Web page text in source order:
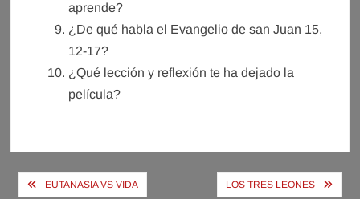
aprende?
¿De qué habla el Evangelio de san Juan 15,
12-17?
¿Qué lección y reflexión te ha dejado la
película?
Navegación
EUTANASIA VS VIDA LOS TRES LEONES